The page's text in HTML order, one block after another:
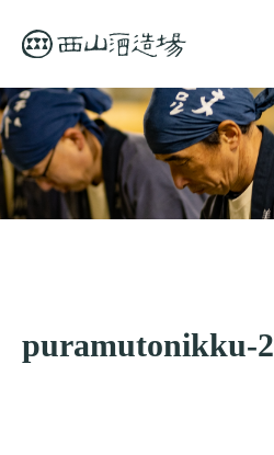
puramutonikku-2